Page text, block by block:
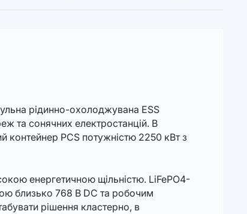
рідинно-охолоджувана ESS
та сонячних електростанцій. В
контейнер PCS потужністю 2250 кВт з
енергетичною щільністю. LiFePO4-
близько 768 В DC та робочим
рішення кластерно, в